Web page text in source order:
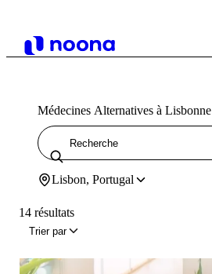
Médecines Alternatives à Lisbonne
Lisbon, Portugal
14 résultats
Trier par